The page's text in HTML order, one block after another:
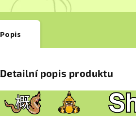
Popis
Detailní popis produktu